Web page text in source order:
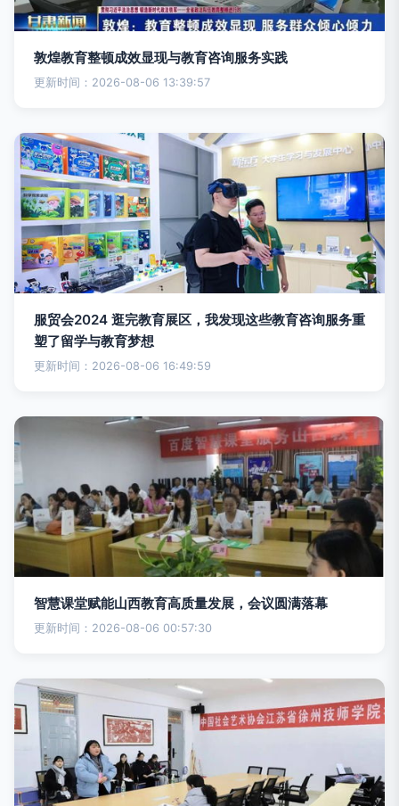
敦煌教育整顿成效显现与教育咨询服务实践
更新时间：2026-08-06 13:39:57
服贸会2024 逛完教育展区，我发现这些教育咨询服务重
塑了留学与教育梦想
更新时间：2026-08-06 16:49:59
智慧课堂赋能山西教育高质量发展，会议圆满落幕
更新时间：2026-08-06 00:57:30